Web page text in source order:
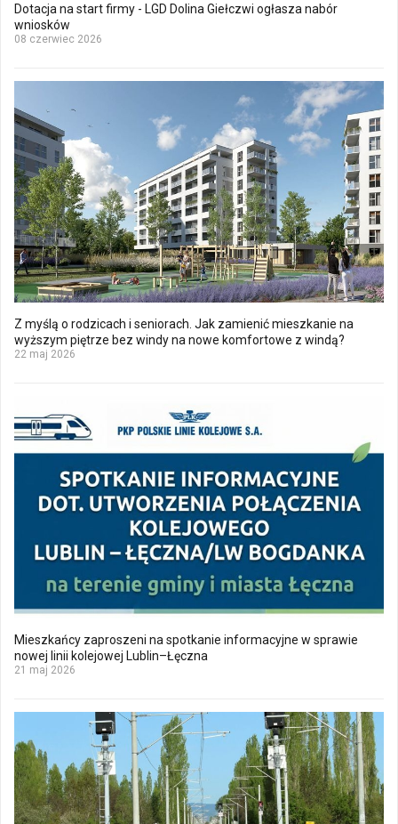
Dotacja na start firmy - LGD Dolina Giełczwi ogłasza nabór
wniosków
08 czerwiec 2026
Z myślą o rodzicach i seniorach. Jak zamienić mieszkanie na
wyższym piętrze bez windy na nowe komfortowe z windą?
22 maj 2026
Mieszkańcy zaproszeni na spotkanie informacyjne w sprawie
nowej linii kolejowej Lublin–Łęczna
21 maj 2026